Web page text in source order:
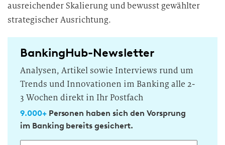
ausreichender Skalierung und bewusst gewählter
strategischer Ausrichtung.
BankingHub-Newsletter
Analysen, Artikel sowie Interviews rund um
Trends und Innovationen im Banking alle 2-
3 Wochen direkt in Ihr Postfach
9.000+Personen haben sich den Vorsprung
im Banking bereits gesichert.